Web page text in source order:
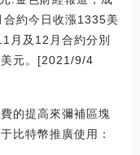
約今日收漲1335美
月及12月合約分別
元。[2021/9/4
的提高來彌補區塊
比特幣推廣使用：